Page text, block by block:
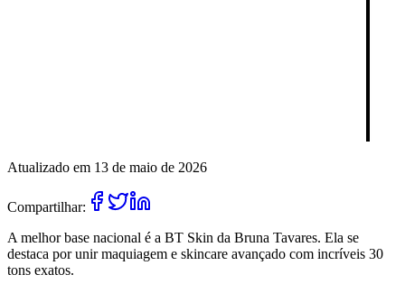
Atualizado em 13 de maio de 2026
Compartilhar:
A melhor base nacional é a BT Skin da Bruna Tavares. Ela se
destaca por unir maquiagem e skincare avançado com incríveis 30
tons exatos.